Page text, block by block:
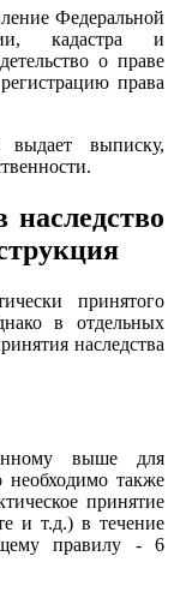
Федеральной
кадастра и
о праве
права
выдает выписку,
наследство
принятого
в отдельных
наследства
выше для
необходимо также
принятие
и т.д.) в течение
правилу - 6